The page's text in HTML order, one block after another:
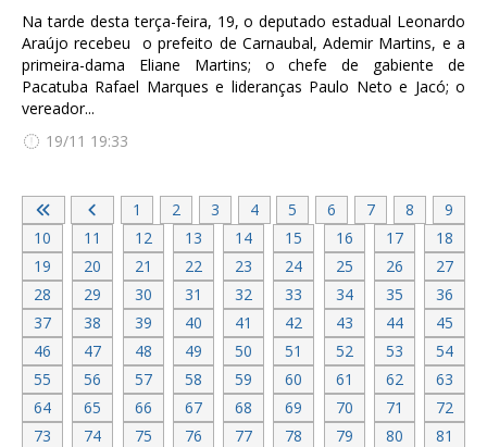
Na tarde desta terça-feira, 19, o deputado estadual Leonardo
Araújo recebeu o prefeito de Carnaubal, Ademir Martins, e a
primeira-dama Eliane Martins; o chefe de gabiente de
Pacatuba Rafael Marques e lideranças Paulo Neto e Jacó; o
vereador...
19/11 19:33
1 2 3 4 5 6 7 8
9
10
11 12 13 14 15 16 17
18
19
20 21 22 23 24 25 26
27
28
29 30 31 32 33 34 35
36
37
38 39 40 41 42 43 44
45
46
47 48 49 50 51 52 53
54
55
56 57 58 59 60 61 62
63
64
65 66 67 68 69 70 71
72
73
74 75 76 77 78 79 80
81